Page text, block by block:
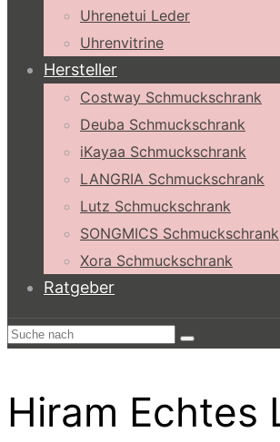
Uhrenetui Leder
Uhrenvitrine
Hersteller
Costway Schmuckschrank
Deuba Schmuckschrank
iKayaa Schmuckschrank
LANGRIA Schmuckschrank
Lutz Schmuckschrank
SONGMICS Schmuckschrank
Xora Schmuckschrank
Ratgeber
Hiram Echtes